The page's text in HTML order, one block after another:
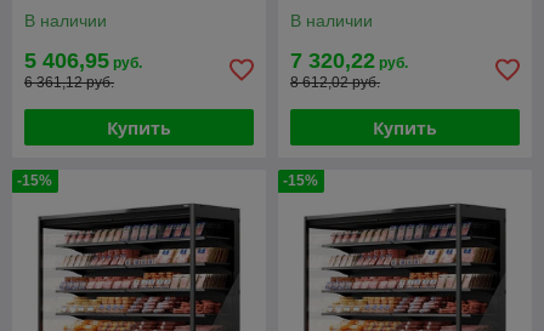
В наличии
5 406,95 руб.
6 361,12 руб.
Купить
В наличии
7 320,22 руб.
8 612,02 руб.
Купить
-15% -15%